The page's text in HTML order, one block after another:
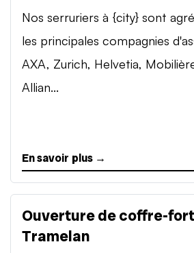
Nos serruriers à {city} sont
les principales compagnies
AXA, Zurich, Helvetia,
Allian...
En savoir plus →
Ouverture de coffre-
Tramelan